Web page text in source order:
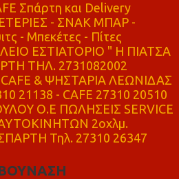
Σπάρτη και Delivery
- ΣΝΑΚ ΜΠΑΡ -
- Μπεκέτες - Πίτες
ΕΣΤΙΑΤΟΡΙΟ " Η ΠΙΑΤΣΑ
ΤΗΛ. 2731082002
& ΨΗΣΤΑΡΙΑ ΛΕΩΝΙΔΑΣ
21138 - CAFE 27310 20510
Ο.Ε ΠΩΛΗΣΕΙΣ SERVICE
2οχλμ.
Τηλ. 27310 26347